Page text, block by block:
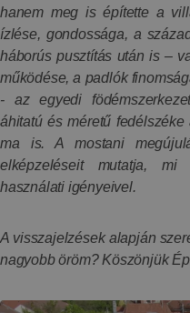
hanem meg is építette a
ízlése, gondossága, a
háborús pusztítás után is –
működése, a padlók
- az egyedi
áhitatú és méretű
ma is. A mostani
elképzeléseit mutatja, mi
használati igényeivel.
A visszajelzések alapján
nagyobb öröm? Köszönjük